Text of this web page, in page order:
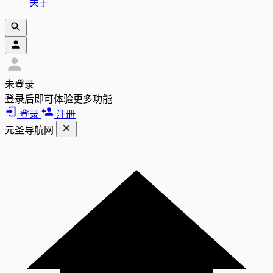
关于
未登录
登录后即可体验更多功能
登录
注册
元圣导航网